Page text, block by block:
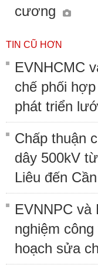
cương
TIN CŨ HƠN
EVNHCMC
chế phối
phát triển
Chấp thuận
dây 500kV
Liêu đến
EVNNPC và
nghiệm
hoạch sửa